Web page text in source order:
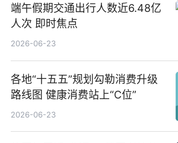
端午假期交通出行人数近6.48亿
人次 即时焦点
2026-06-23
各地“十五五”规划勾勒消费升级
路线图 健康消费站上“C位”
2026-06-23